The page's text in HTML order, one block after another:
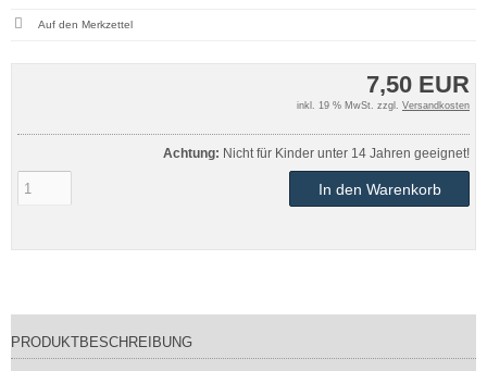
7,50 EUR
inkl. 19 % MwSt. zzgl. Versandkosten
Achtung: Nicht für Kinder unter 14 Jahren geeignet!
In den Warenkorb
PRODUKTBESCHREIBUNG